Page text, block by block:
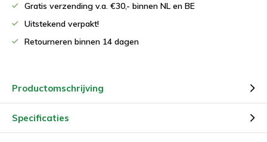
Gratis verzending v.a. €30,- binnen NL en BE
Uitstekend verpakt!
Retourneren binnen 14 dagen
Productomschrijving
Specificaties